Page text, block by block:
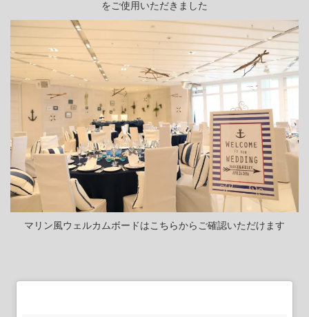
をご使用いただきました
マリン風ウェルカムボードはこちらからご確認いただけます